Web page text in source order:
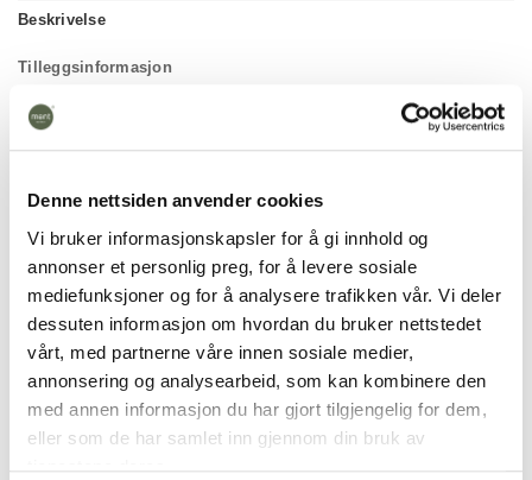
Denne nettsiden anvender cookies
Vi bruker informasjonskapsler for å gi innhold og
annonser et personlig preg, for å levere sosiale
mediefunksjoner og for å analysere trafikken vår. Vi deler
dessuten informasjon om hvordan du bruker nettstedet
vårt, med partnerne våre innen sosiale medier,
annonsering og analysearbeid, som kan kombinere den
med annen informasjon du har gjort tilgjengelig for dem,
eller som de har samlet inn gjennom din bruk av
tjenestene deres.
Beskrivelse
Tilleggsinformasjon